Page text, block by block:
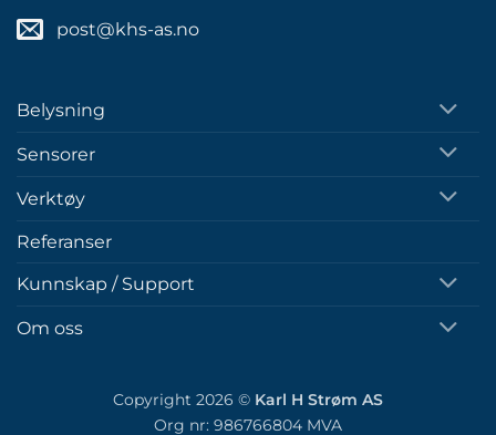
post@khs-as.no
Belysning
Sensorer
Verktøy
Referanser
Kunnskap / Support
Om oss
Copyright 2026 © Karl H Strøm AS
Org nr: 986766804 MVA